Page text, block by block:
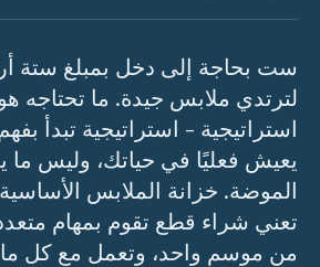
ست بحاجة إلى دخل بمبلغ ستة
لترتدي ملابس جيدة. ما تحتاجه
استراتيجية - استراتيجية تبدأ
يعيش فعليًا في حياتك، وليس
الموضة. خزانة الملابس الأساسية
تعني شراء قطع تقوم بمهام
من موسم واحد، وتعمل مع كل ما